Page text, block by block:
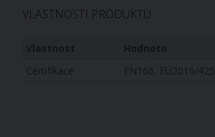
VLASTNOSTI PRODUKTU
Certifikace
EN166, EU2016/425